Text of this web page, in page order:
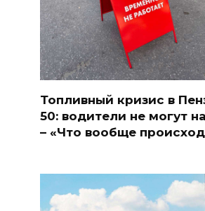
Топливный кризис в
50: водители не могут
– «Что вообще